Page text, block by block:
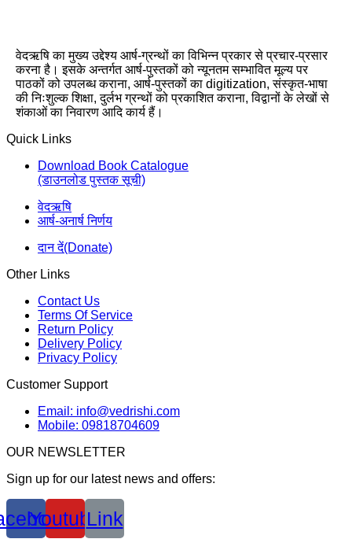
वेदऋषि का मुख्य उद्देश्य आर्ष-ग्रन्थों का विभिन्न प्रकार से प्रचार-प्रसार
करना है। इसके अन्तर्गत आर्ष-पुस्तकों को न्यूनतम सम्भावित मूल्य पर
पाठकों को उपलब्ध कराना, आर्ष-पुस्तकों का digitization, संस्कृत-भाषा
की निःशुल्क शिक्षा, दुर्लभ ग्रन्थों को प्रकाशित कराना, विद्वानों के लेखों से
शंकाओं का निवारण आदि कार्य हैं।
Quick Links
Download Book Catalogue
(डाउनलोड पुस्तक सूची)
वेदऋषि
आर्ष-अनार्ष निर्णय
दान दें(Donate)
Other Links
Contact Us
Terms Of Service
Return Policy
Delivery Policy
Privacy Policy
Customer Support
Email: info@vedrishi.com
Mobile: 09818704609
OUR NEWSLETTER
Sign up for our latest news and offers:
YoutubeLink